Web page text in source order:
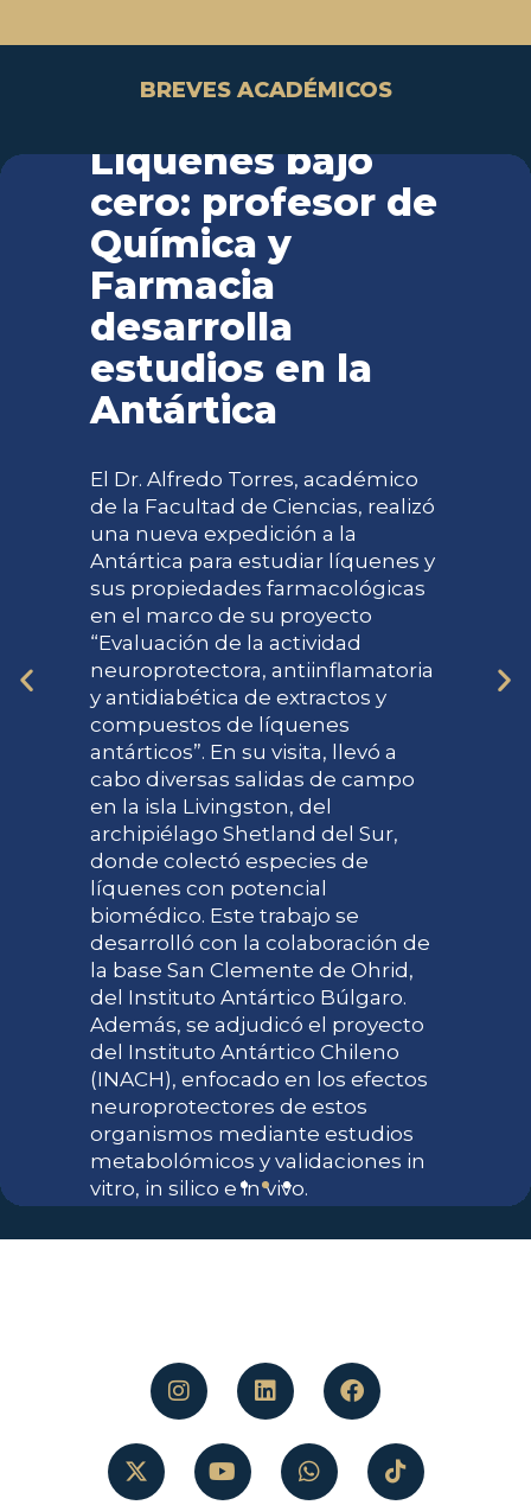
BREVES ACADÉMICOS
Líquenes bajo
cero: profesor de
Química y
Farmacia
desarrolla
estudios en la
Antártica
El Dr. Alfredo Torres, académico
de la Facultad de Ciencias, realizó
una nueva expedición a la
Antártica para estudiar líquenes y
sus propiedades farmacológicas
en el marco de su proyecto
“Evaluación de la actividad
neuroprotectora, antiinflamatoria
y antidiabética de extractos y
compuestos de líquenes
antárticos”. En su visita, llevó a
cabo diversas salidas de campo
en la isla Livingston, del
archipiélago Shetland del Sur,
donde colectó especies de
líquenes con potencial
biomédico. Este trabajo se
desarrolló con la colaboración de
la base San Clemente de Ohrid,
del Instituto Antártico Búlgaro.
Además, se adjudicó el proyecto
del Instituto Antártico Chileno
(INACH), enfocado en los efectos
neuroprotectores de estos
organismos mediante estudios
metabolómicos y validaciones in
vitro, in silico e in vivo.